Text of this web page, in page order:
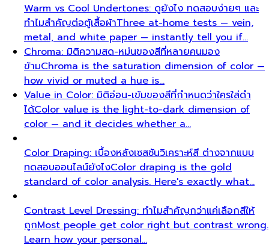
Warm vs Cool Undertones: ดูยังไง ทดสอบง่ายๆ และ
ทำไมสำคัญต่อตู้เสื้อผ้าThree at-home tests — vein,
metal, and white paper — instantly tell you if…
Chroma: มิติความสด-หม่นของสีที่หลายคนมอง
ข้ามChroma is the saturation dimension of color —
how vivid or muted a hue is…
Value in Color: มิติอ่อน-เข้มของสีที่กำหนดว่าใครใส่ดำ
ได้Color value is the light-to-dark dimension of
color — and it decides whether a…
Color Draping: เบื้องหลังเซสชันวิเคราะห์สี ต่างจากแบบ
ทดสอบออนไลน์ยังไงColor draping is the gold
standard of color analysis. Here's exactly what…
Contrast Level Dressing: ทำไมสำคัญกว่าแค่เลือกสีให้
ถูกMost people get color right but contrast wrong.
Learn how your personal…